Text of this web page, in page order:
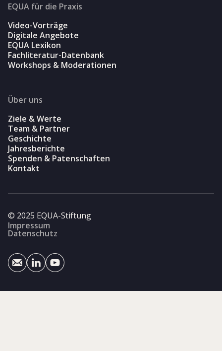
EQUA für die Praxis
Video-Vorträge
Digitale Angebote
EQUA Lexikon
Fachliteratur-Datenbank
Workshops & Moderationen
Über uns
Ziele & Werte
Team & Partner
Geschichte
Jahresberichte
Spenden & Patenschaften
Kontakt
© 2025 EQUA-Stiftung
Impressum
Datenschutz